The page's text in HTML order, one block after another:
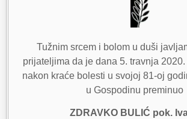
Tužnim srcem i bolom u duši
prijateljima da je dana 5. travnja
nakon kraće bolesti u svojoj 81-oj
u Gospodinu preminuo
ZDRAVKO BULIĆ pok.